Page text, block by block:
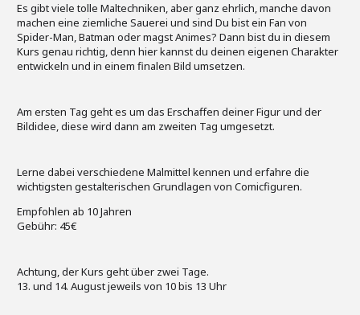
Es gibt viele tolle Maltechniken, aber ganz ehrlich, manche davon
machen eine ziemliche Sauerei und sind Du bist ein Fan von
Spider-Man, Batman oder magst Animes? Dann bist du in diesem
Kurs genau richtig, denn hier kannst du deinen eigenen Charakter
entwickeln und in einem finalen Bild umsetzen.
Am ersten Tag geht es um das Erschaffen deiner Figur und der
Bildidee, diese wird dann am zweiten Tag umgesetzt.
Lerne dabei verschiedene Malmittel kennen und erfahre die
wichtigsten gestalterischen Grundlagen von Comicfiguren.
Empfohlen ab 10 Jahren
Gebühr: 45€
Achtung, der Kurs geht über zwei Tage.
13. und 14. August jeweils von 10 bis 13 Uhr